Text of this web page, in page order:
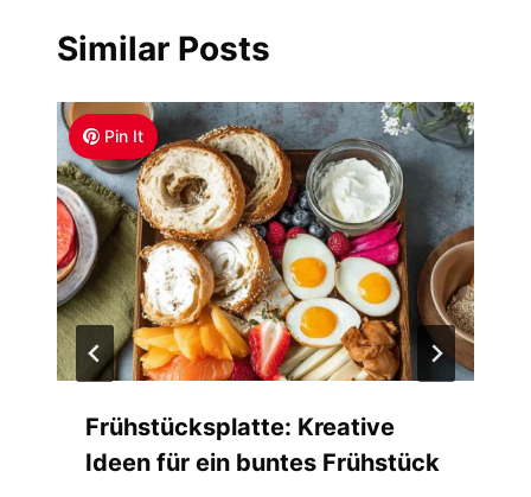
Similar Posts
Pin It
Frühstücksplatte: Kreative
Ideen für ein buntes Frühstück